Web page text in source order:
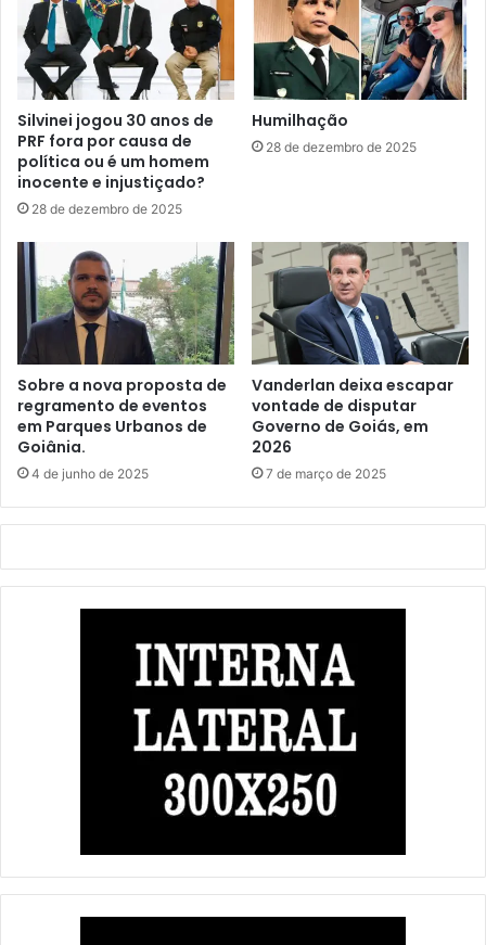
Silvinei jogou 30 anos de
PRF fora por causa de
política ou é um homem
inocente e injustiçado?
28 de dezembro de 2025
Humilhação
28 de dezembro de 2025
Sobre a nova proposta de
regramento de eventos
em Parques Urbanos de
Goiânia.
4 de junho de 2025
Vanderlan deixa escapar
vontade de disputar
Governo de Goiás, em
2026
7 de março de 2025